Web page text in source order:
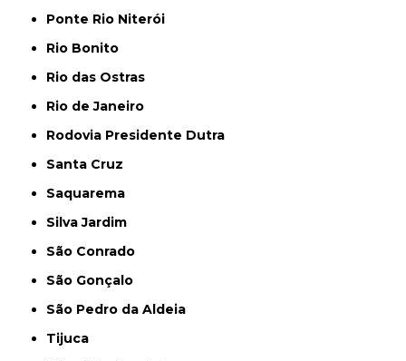
Ponte Rio Niterói
Rio Bonito
Rio das Ostras
Rio de Janeiro
Rodovia Presidente Dutra
Santa Cruz
Saquarema
Silva Jardim
São Conrado
São Gonçalo
São Pedro da Aldeia
Tijuca